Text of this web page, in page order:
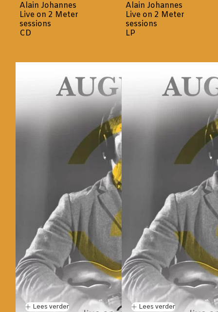
Alain Johannes
Live on 2 Meter
sessions
CD
Alain Johannes
Live on 2 Meter
sessions
LP
Lees verder Lees verder